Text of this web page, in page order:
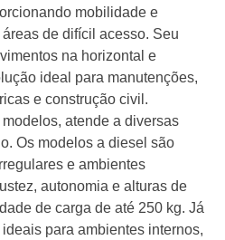
mobilidade e
de difícil acesso. Seu
na horizontal e
ideal para manutenções,
e construção civil.
atende a diversas
Os modelos a diesel são
e ambientes
autonomia e alturas de
de carga de até 250 kg. Já
para ambientes internos,